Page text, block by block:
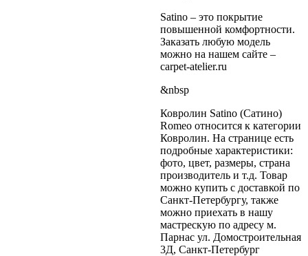
Satino – это покрытие
повышенной комфортности.
Заказать любую модель
можно на нашем сайте –
carpet-atelier.ru
&nbsp
Ковролин Satino (Сатино)
Romeo относится к категории
Ковролин. На странице есть
подробные характеристики:
фото, цвет, размеры, страна
производитель и т.д. Товар
можно купить с доставкой по
Санкт-Петербургу, также
можно приехать в нашу
мастрескую по адресу м.
Парнас ул. Домостроительная
3Д, Санкт-Петербург